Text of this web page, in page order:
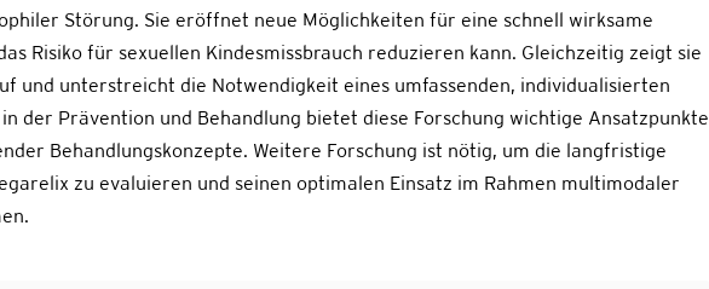
Störung. Sie eröffnet neue Möglichkeiten für eine schnell wirksame
Risiko für sexuellen Kindesmissbrauch reduzieren kann. Gleichzeitig zeigt sie
und unterstreicht die Notwendigkeit eines umfassenden, individualisierten
der Prävention und Behandlung bietet diese Forschung wichtige Ansatzpunkte
Behandlungskonzepte. Weitere Forschung ist nötig, um die langfristige
zu evaluieren und seinen optimalen Einsatz im Rahmen multimodaler